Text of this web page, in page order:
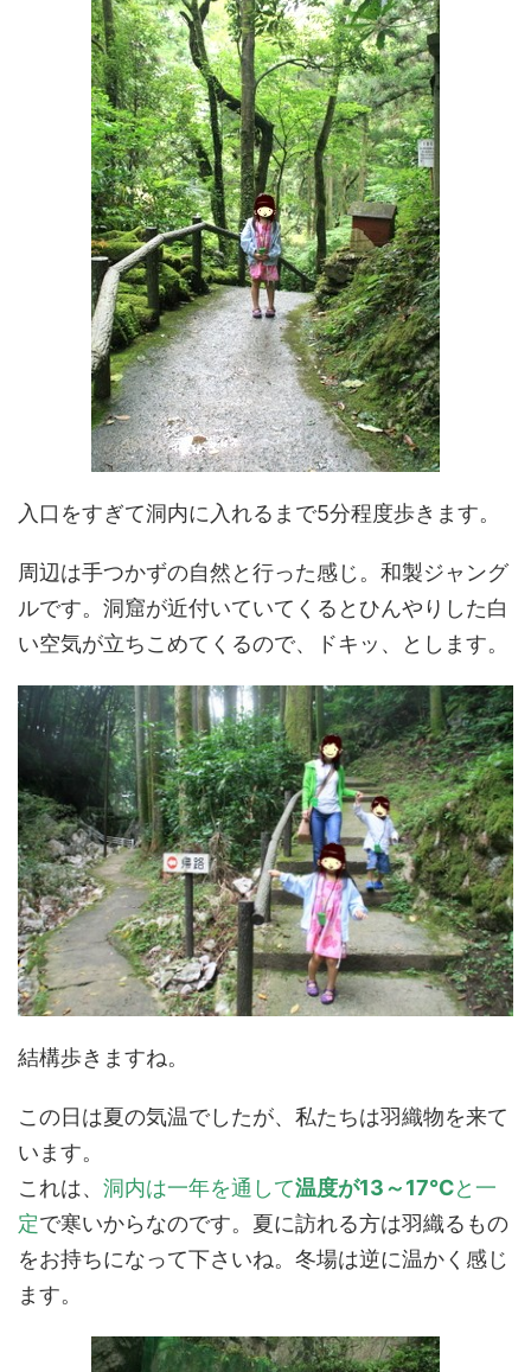
入口をすぎて洞内に入れるまで5分程度歩きます。
周辺は手つかずの自然と行った感じ。和製ジャング
ルです。洞窟が近付いていてくるとひんやりした白
い空気が立ちこめてくるので、ドキッ、とします。
結構歩きますね。
この日は夏の気温でしたが、私たちは羽織物を来て
います。
これは、 洞内は一年を通して温度が13～17℃と一
定で寒いからなのです。夏に訪れる方は羽織るもの
をお持ちになって下さいね。冬場は逆に温かく感じ
ます。